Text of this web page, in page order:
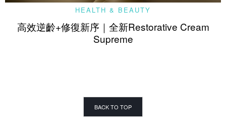
HEALTH & BEAUTY
高效逆齡+修復新序｜全新Restorative Cream
Supreme
BACK TO TOP